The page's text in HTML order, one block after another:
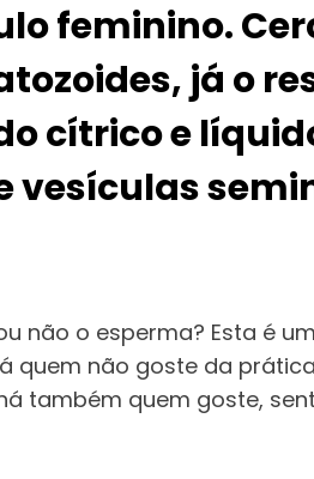
feminino.
já o
cítrico e
vesículas
não o esperma? Esta é
quem não goste da
também quem goste,